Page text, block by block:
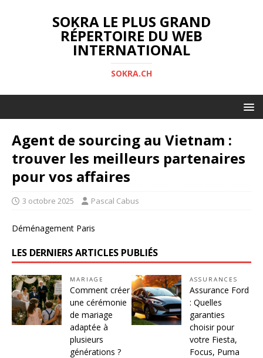
SOKRA LE PLUS GRAND
RÉPERTOIRE DU WEB
INTERNATIONAL
SOKRA.CH
Agent de sourcing au Vietnam :
trouver les meilleurs partenaires
pour vos affaires
3 octobre 2025 Pascal Cabus
Déménagement Paris
LES DERNIERS ARTICLES PUBLIÉS
MARIAGE
Comment créer
une cérémonie
de mariage
adaptée à
plusieurs
générations ?
ASSURANCES
Assurance Ford
: Quelles
garanties
choisir pour
votre Fiesta,
Focus, Puma